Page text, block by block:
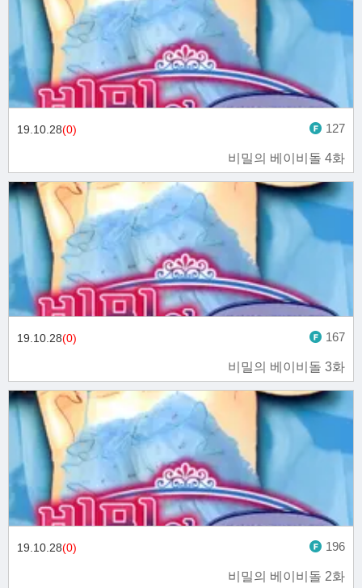
비밀의 베이비돌 4화
19.10.28(0) 127
비밀의 베이비돌 3화
19.10.28(0) 167
비밀의 베이비돌 2화
19.10.28(0) 196